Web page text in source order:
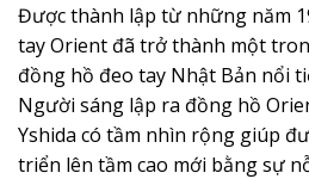
Được thành lập từ những năm
tay Orient đã trở thành một
đồng hồ đeo tay Nhật Bản nổi
Người sáng lập ra đồng hồ
Yshida có tầm nhìn rộng giúp
triển lên tầm cao mới bằng sự